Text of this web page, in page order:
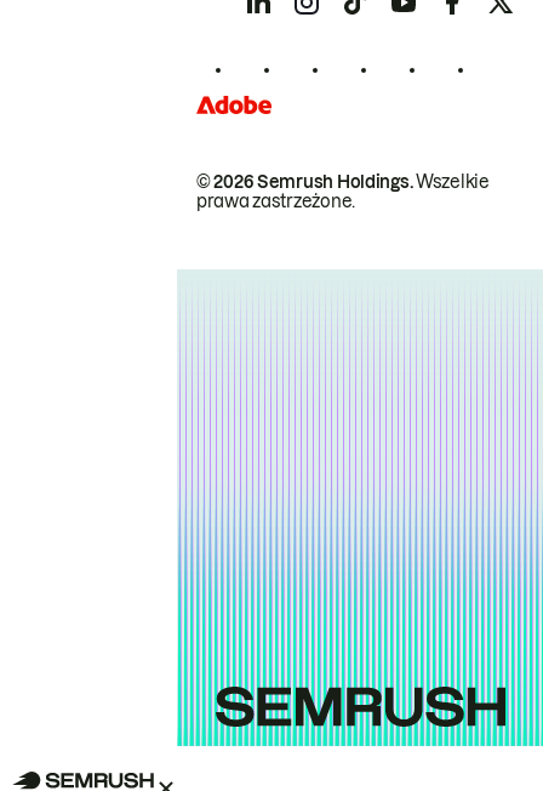
© 2026 Semrush Holdings.Wszelkie
prawa zastrzeżone.